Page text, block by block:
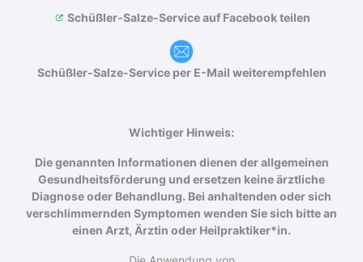
Schüßler-Salze-Service auf Facebook teilen
Schüßler-Salze-Service per E-Mail weiterempfehlen
Wichtiger Hinweis:
Die genannten Informationen dienen der allgemeinen
Gesundheitsförderung und ersetzen keine ärztliche
Diagnose oder Behandlung. Bei anhaltenden oder sich
verschlimmernden Symptomen wenden Sie sich bitte an
einen Arzt, Ärztin oder Heilpraktiker*in.